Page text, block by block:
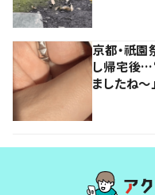
京都・祇
し帰宅後
ましたね～